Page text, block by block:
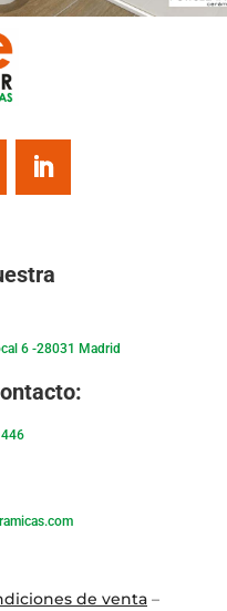
6 -28031 Madrid
de venta–